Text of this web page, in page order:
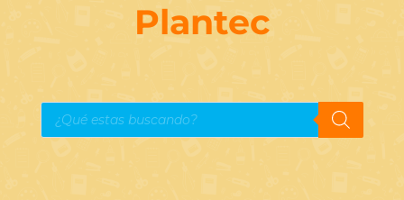
Plantec
Búsqueda
de
productos